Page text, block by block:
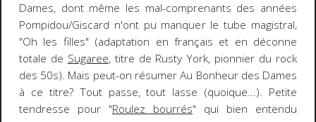
Dames, dont même les mal-comprenants des années
Pompidou/Giscard n'ont pu manquer le tube magistral,
"Oh les filles" (adaptation en français et en déconne
totale de Sugaree, titre de Rusty York, pionnier du rock
des 50s). Mais peut-on résumer Au Bonheur des Dames
à ce titre? Tout passe, tout lasse (quoique...). Petite
tendresse pour "Roulez bourrés" qui bien entendu